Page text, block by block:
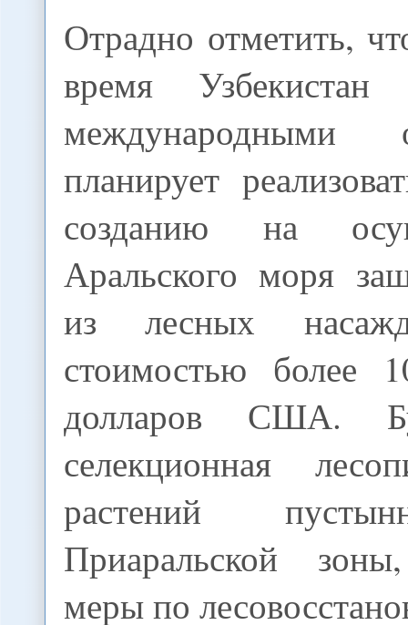
Отрадно отметить,
время
международными
планирует
созданию на
Аральского моря
из лесных
стоимостью более
долларов США.
селекционная
растений
Приаральской
меры по